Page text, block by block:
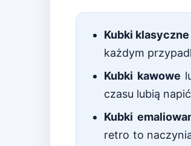
Kubki klasyczne
każdym
Kubki kawowe
czasu lubią
Kubki
retro to